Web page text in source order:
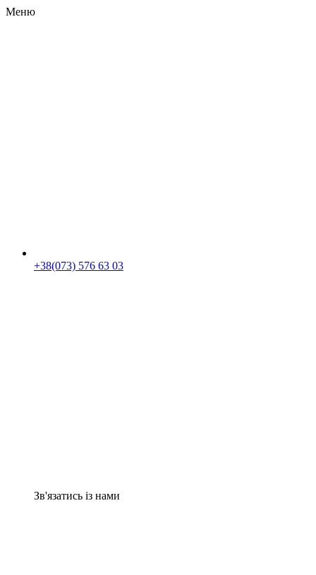
Меню
+38(073) 576 63 03
Зв'язатись із нами